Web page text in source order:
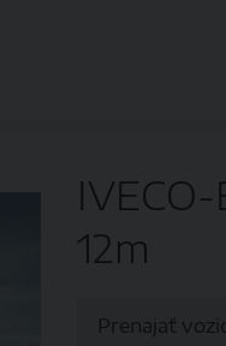
IVECO-
12m
Prenajať